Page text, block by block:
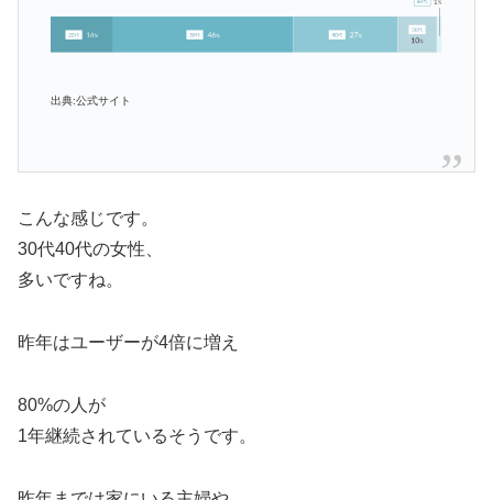
出典:公式サイト
こんな感じです。
30代40代の女性、
多いですね。
昨年はユーザーが4倍に増え
80%の人が
1年継続されているそうです。